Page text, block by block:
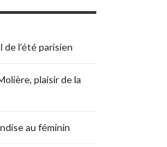
l’été parisien
plaisir de la
au féminin